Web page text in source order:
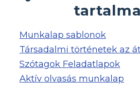
Munkalap sablonok
Társadalmi történetek az
Szótagok Feladatlapok
Aktív olvasás munkalap